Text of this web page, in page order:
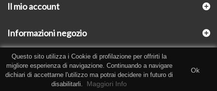
Il mio account
Informazioni negozio
Questo sito utilizza i Cookie di profilazione per offrirti la
migliore esperienza di navigazione. Continuando a navigare
dichiari di accettarne l'utilizzo ma potrai decidere in futuro di
disabilitarli.
Maggiori Info
Ok